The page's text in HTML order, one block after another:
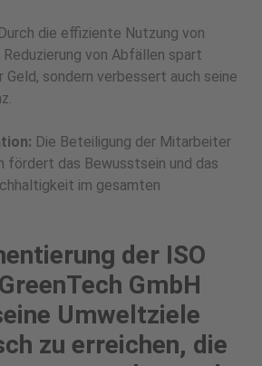
Durch die effiziente Nutzung von
Reduzierung von Abfällen spart
Geld, sondern verbessert auch seine
Die Beteiligung der Mitarbeiter
fördert das Bewusstsein und das
im gesamten
der ISO
GmbH
Umweltziele
zu erreichen, die